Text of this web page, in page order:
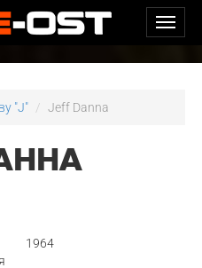
"J" Jeff Danna
1964